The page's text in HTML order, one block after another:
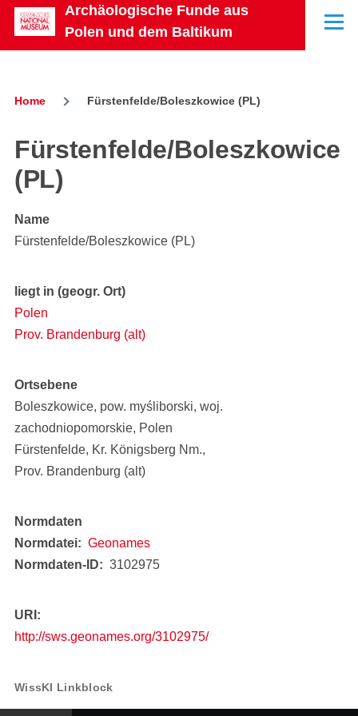
Skip to main content
Archäologische Funde aus
Polen und dem Baltikum
Menu
Home Fürstenfelde/Boleszkowice (PL)
Fürstenfelde/Boleszkowice
(PL)
Name
Fürstenfelde/Boleszkowice (PL)
liegt in (geogr. Ort)
Polen
Prov. Brandenburg (alt)
Ortsebene
Boleszkowice, pow. myśliborski, woj.
zachodniopomorskie, Polen
Fürstenfelde, Kr. Königsberg Nm.,
Prov. Brandenburg (alt)
Normdaten
Normdatei
Geonames
Normdaten-ID
3102975
URI
http://sws.geonames.org/3102975/
WissKI Linkblock